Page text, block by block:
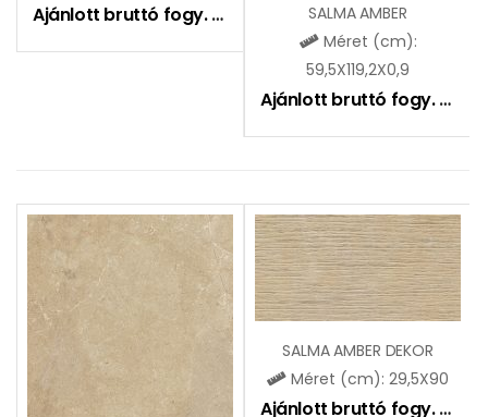
Ajánlott bruttó fogy. ár: FtSALMA AMBER
Méret (cm):
59,5X119,2X0,9
Ajánlott bruttó fogy. ár:
SALMA AMBER DEKOR
Méret (cm): 29,5X90
Ajánlott bruttó fogy. ár: